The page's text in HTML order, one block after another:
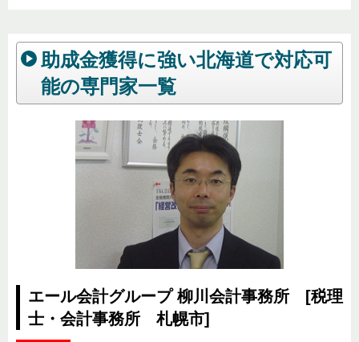
助成金獲得に強い北海道で対応可
能の専門家一覧
エール会計グループ 柳川会計事務所 [税理
士・会計事務所 札幌市]